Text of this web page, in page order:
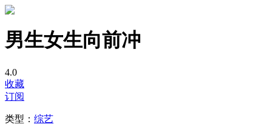
男生女生向前冲
4.0
收藏
订阅
类型： 综艺